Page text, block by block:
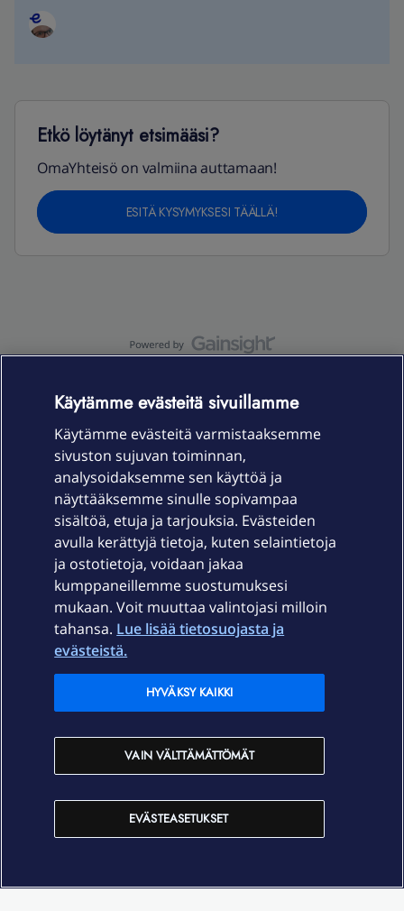
Etkö löytänyt etsimääsi?
OmaYhteisö on valmiina auttamaan!
ESITÄ KYSYMYKSESI TÄÄLLÄ!
Laitteet & liittymät
Palvelut
Ajankohtaista
Elisa Oyj
In English
Käytämme evästeitä sivuillamme
Käytämme evästeitä varmistaaksemme
sivuston sujuvan toiminnan,
analysoidaksemme sen käyttöä ja
näyttääksemme sinulle sopivampaa
sisältöä, etuja ja tarjouksia. Evästeiden
avulla kerättyjä tietoja, kuten selaintietoja
ja ostotietoja, voidaan jakaa
kumppaneillemme suostumuksesi
mukaan. Voit muuttaa valintojasi milloin
tahansa. Lue lisää tietosuojasta ja
evästeistä.
EVÄSTEASETUKSET
VAIN VÄLTTÄMÄTTÖMÄT
HYVÄKSY KAIKKI